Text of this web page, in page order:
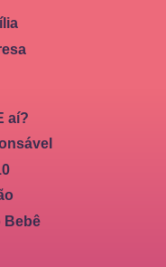
aí?
Bebê